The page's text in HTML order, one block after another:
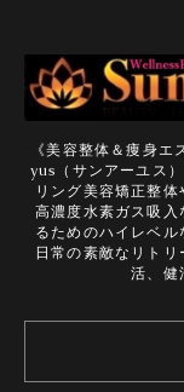
《美容整体＆痩身
yus（サンアーユス
リング美容矯正整体
高濃度水素ガス吸
るためのハイレベ
日常の素敵なリト
活、健